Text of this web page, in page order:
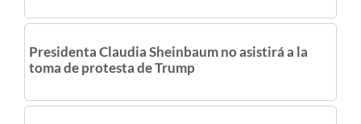
Presidenta Claudia Sheinbaum no asistirá a la
toma de protesta de Trump